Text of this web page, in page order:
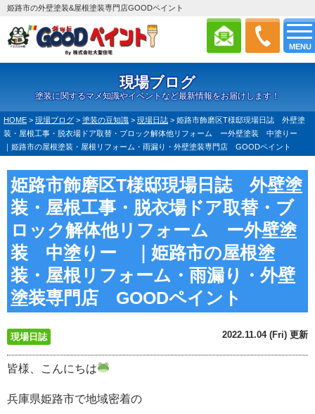
MENU
姫路市の外壁塗装&屋根塗装専門店GOODペイント
現場ブログ
塗装に関するマメ知識やイベントなど最新情報をお届けします！
HOME > 現場ブログ > 塗装の豆知識 > 現場日誌 > 姫路市飾磨区T様邸現場日誌 外壁塗
装・屋根工事・脱衣場ドア取替・ブロック解体他リフォーム ー外壁塗装 中塗りー
｜姫路市の屋根塗装・屋根リフォーム・雨漏り・外壁塗装専門店 GOODペイント
姫路市飾磨区T様邸現場日誌 外壁塗
装・屋根工事・脱衣場ドア取替・ブ
ロック解体他リフォーム ー外壁塗
装 中塗りー ｜姫路市の屋根塗
装・屋根リフォーム・雨漏り・外壁
塗装専門店 GOODペイント
現場日誌 2022.11.04 (Fri) 更新
皆様、こんにちは
兵庫県姫路市で地域密着の